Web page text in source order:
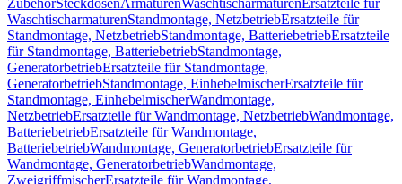
ZubehörSteckdosenArmaturenWaschtischarmaturen Ersatzteile für
WaschtischarmaturenStandmontage, NetzbetriebErsatzteile für
Standmontage, NetzbetriebStandmontage, BatteriebetriebErsatzteile
für Standmontage, BatteriebetriebStandmontage,
GeneratorbetriebErsatzteile für Standmontage,
GeneratorbetriebStandmontage, EinhebelmischerErsatzteile für
Standmontage, EinhebelmischerWandmontage,
NetzbetriebErsatzteile für Wandmontage, NetzbetriebWandmontage,
BatteriebetriebErsatzteile für Wandmontage,
BatteriebetriebWandmontage, GeneratorbetriebErsatzteile für
Wandmontage, GeneratorbetriebWandmontage,
ZweigriffmischerErsatzteile für Wandmontage,